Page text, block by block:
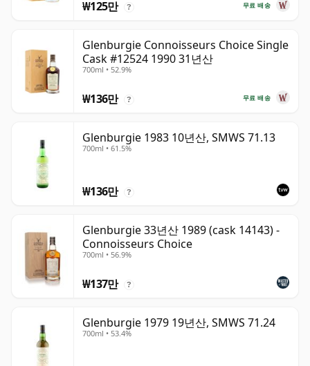
무료 배송
₩125만 ?
Glenburgie Connoisseurs Choice Single
Cask #12524 1990 31년산
700ml • 52.9%
무료 배송
₩136만 ?
Glenburgie 1983 10년산, SMWS 71.13
700ml • 61.5%
₩136만 ?
Glenburgie 33년산 1989 (cask 14143) -
Connoisseurs Choice
700ml • 56.9%
₩137만 ?
Glenburgie 1979 19년산, SMWS 71.24
700ml • 53.4%